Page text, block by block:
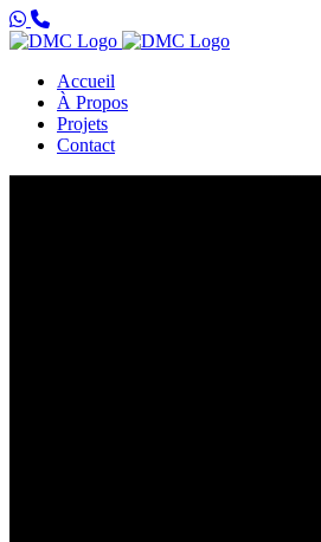
Accueil
À Propos
Projets
Contact